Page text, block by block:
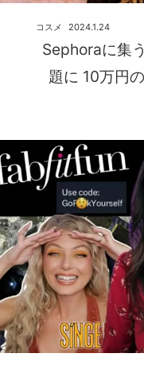
Sephoraに集
題に 10万円
2024.1.24
コスメ